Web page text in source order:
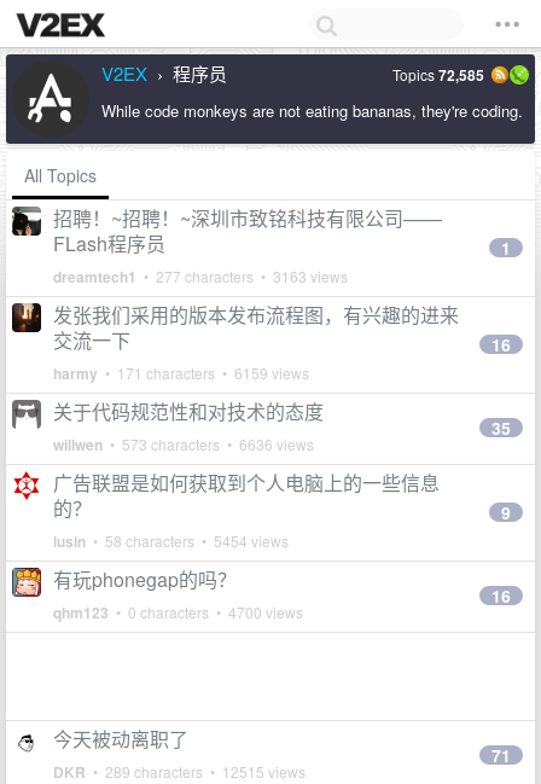
V2EX › 程序员 Topics72,585
While code monkeys are not eating bananas, they're coding.
All Topics
招聘！~招聘！~深圳市致铭科技有限公司——
FLash程序员
dreamtech1 • 277 characters • 3163 views
1
发张我们采用的版本发布流程图，有兴趣的进来
交流一下
harmy • 171 characters • 6159 views
16
关于代码规范性和对技术的态度
willwen • 573 characters • 6636 views
35
广告联盟是如何获取到个人电脑上的一些信息
的？
lusin • 58 characters • 5454 views
9
有玩phonegap的吗？
qhm123 • 0 characters • 4700 views
16
今天被动离职了
DKR • 289 characters • 12515 views
71